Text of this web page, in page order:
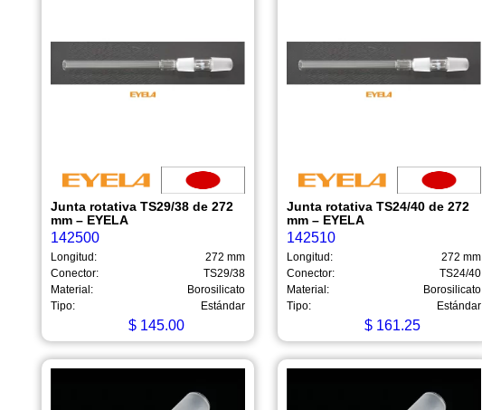
Junta rotativa TS29/38 de 272
mm – EYELA
142500
Longitud:
272 mm
Conector:
TS29/38
Material:
Borosilicato
Tipo:
Estándar
$ 145.00
Junta rotativa TS24/40 de 272
mm – EYELA
142510
Longitud:
272 mm
Conector:
TS24/40
Material:
Borosilicato
Tipo:
Estándar
$ 161.25